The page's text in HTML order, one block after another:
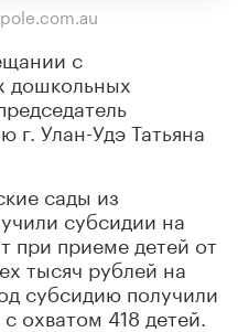
с
дошкольных
г. Улан-Удэ Татьяна
сады из
субсидии на
при приеме детей от
тысяч рублей на
субсидию получили
охватом 418 детей.